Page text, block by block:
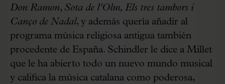
Don Ramon, Sota de l’Olm, Els tres tambors i
Canço de Nadal, y además quería añadir al
programa música religiosa antigua también
procedente de España. Schindler le dice a Millet
que le ha abierto todo un nuevo mundo musical
y califica la música catalana como poderosa,